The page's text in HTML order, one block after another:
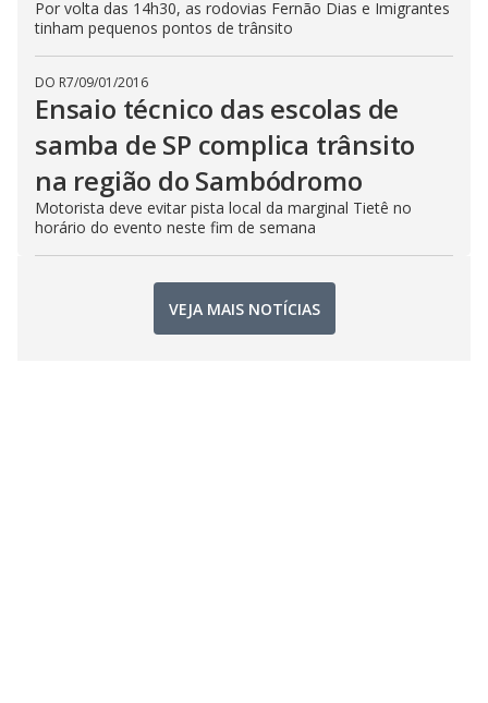
Por volta das 14h30, as rodovias Fernão Dias e Imigrantes
tinham pequenos pontos de trânsito
DO R7/09/01/2016
Ensaio técnico das escolas de
samba de SP complica trânsito
na região do Sambódromo
Motorista deve evitar pista local da marginal Tietê no
horário do evento neste fim de semana
VEJA MAIS NOTÍCIAS